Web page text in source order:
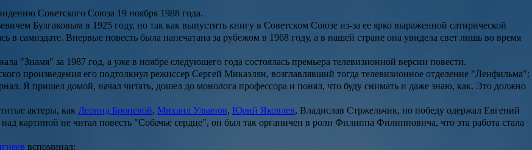
Советского Союза 19 ноября 1988 года.
Булгаковым в 1925 году, но так как выпустить книгу в Советском Союзе из-за ее ярко выраженной сатирической
в самиздате. Впервые повесть была напечатана за рубежом в 1968 году, а в нашей стране она увидела свет лишь во время
"Знамя" за 1987 год, а уже в ноябре следующего года состоялась премьера телевизионной версии повести.
произведения его подтолкнул режиссер Сергей Микаэлян, возглавлявший тогда телевизионное отделение "Ленфильма":
Я пришел домой, начал читать, дошел до монолога профессора и понял, что буду снимать и даже знаю, как. Это должно
актеры, как Леонид Броневой, Михаил Ульянов, Юрий Яковлев, Владислав Стржельчик, но победу одержал Евгений
картиной не читал повесть "Собачье сердце", он был так органичен в роли Филиппа Филипповича, что эта работа стала
вспоминал: